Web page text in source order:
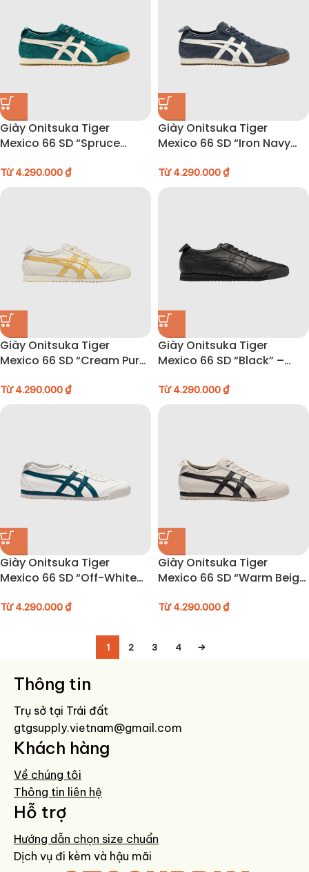
Giày Onitsuka Tiger
Mexico 66 SD “Spruce
1183C517-300
Từ4.290.000₫
Giày Onitsuka Tiger
Mexico 66 SD “Iron Navy
Từ4.290.000₫
Giày Onitsuka Tiger
Mexico 66 SD “Cream Pure
Từ4.290.000₫
Giày Onitsuka Tiger
Mexico 66 SD “Black” –
Từ4.290.000₫
Giày Onitsuka Tiger
Mexico 66 SD “Off-White
121
Từ4.290.000₫
Giày Onitsuka Tiger
Mexico 66 SD “Warm Beige
Từ4.290.000₫
1 2 3 4 →
Thông tin
Trụ sở tại Trái đất
gtgsupply.vietnam@gmail.com
Khách hàng
Về chúng tôi
Thông tin liên hệ
Hỗ trợ
Hướng dẫn chọn size chuẩn
Dịch vụ đi kèm và hậu mãi